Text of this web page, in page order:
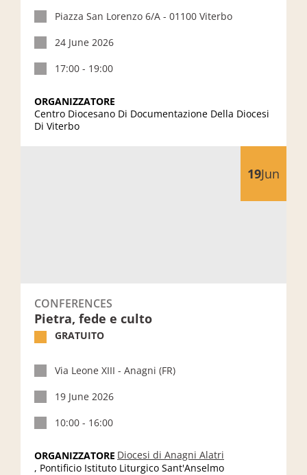
24 June 2026
17:00 - 19:00
Piazza San Lorenzo 6/A - 01100 Viterbo
ORGANIZZATORE
Centro Diocesano Di Documentazione Della Diocesi
Di Viterbo
Pietra, fede e culto
CONFERENCES
19Jun
19 June 2026
10:00 - 16:00
GRATUITO
Via Leone XIII - Anagni (FR)
ORGANIZZATORE Diocesi di Anagni Alatri
, Pontificio Istituto Liturgico Sant'Anselmo